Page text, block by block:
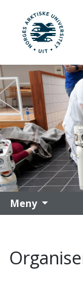
Gå til
UiT
Meny